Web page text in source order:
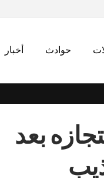
حوادث أخبار
بعد